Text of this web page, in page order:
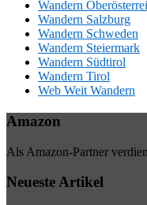
Wandern
Wandern Salzburg
Wandern Schweden
Wandern Steiermark
Wandern Südtirol
Wandern Tirol
Web Weit Wandern
Amazon
Als Amazon-Partner
Neueste Artikel